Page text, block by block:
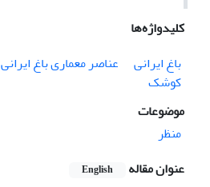
کلیدواژه‌ها
باغ ایرانی
عناصر معماری باغ ایرانی
کوشک
موضوعات
منظر
عنوان مقاله
English